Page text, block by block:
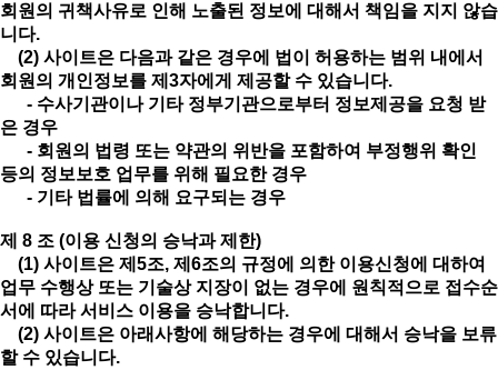
회원의 귀책사유로 인해 노출된 정보에 대해서 책임을 지지 않습
니다.
(2) 사이트은 다음과 같은 경우에 법이 허용하는 범위 내에서
회원의 개인정보를 제3자에게 제공할 수 있습니다.
- 수사기관이나 기타 정부기관으로부터 정보제공을 요청 받
은 경우
- 회원의 법령 또는 약관의 위반을 포함하여 부정행위 확인
등의 정보보호 업무를 위해 필요한 경우
- 기타 법률에 의해 요구되는 경우
제 8 조 (이용 신청의 승낙과 제한)
(1) 사이트은 제5조, 제6조의 규정에 의한 이용신청에 대하여
업무 수행상 또는 기술상 지장이 없는 경우에 원칙적으로 접수순
서에 따라 서비스 이용을 승낙합니다.
(2) 사이트은 아래사항에 해당하는 경우에 대해서 승낙을 보류
할 수 있습니다.